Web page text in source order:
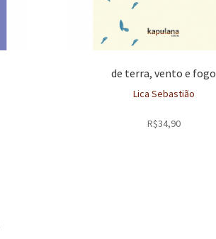
de terra, vento e fogo
Lica Sebastião
R$34,90